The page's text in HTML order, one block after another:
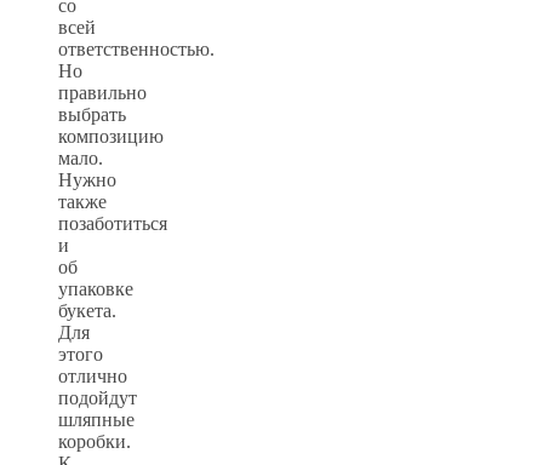
со
всей
ответственностью.
Но
правильно
выбрать
композицию
мало.
Нужно
также
позаботиться
и
об
упаковке
букета.
Для
этого
отлично
подойдут
шляпные
коробки.